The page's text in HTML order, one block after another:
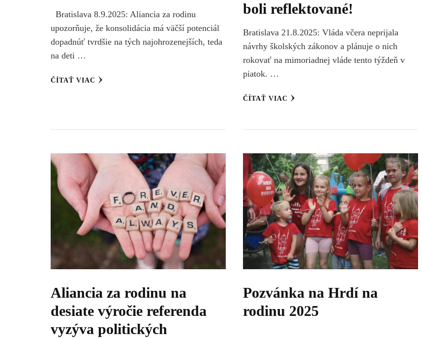
Bratislava 8.9.2025: Aliancia za rodinu
upozorňuje, že konsolidácia má väčší potenciál
dopadnúť tvrdšie na tých najohrozenejších, teda
na deti …
ČÍTAŤ VIAC
boli reflektované!
Bratislava 21.8.2025: Vláda včera neprijala
návrhy školských zákonov a plánuje o nich
rokovať na mimoriadnej vláde tento týždeň v
piatok. …
ČÍTAŤ VIAC
Aliancia za rodinu na
desiate výročie referenda
vyzýva politických
Pozvánka na Hrdí na
rodinu 2025